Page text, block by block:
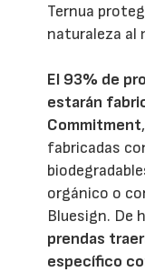
Ternua
naturaleza al
El 93% de
estarán
Commitment
fabricadas
orgánico o
Bluesign. De
prendas
específico